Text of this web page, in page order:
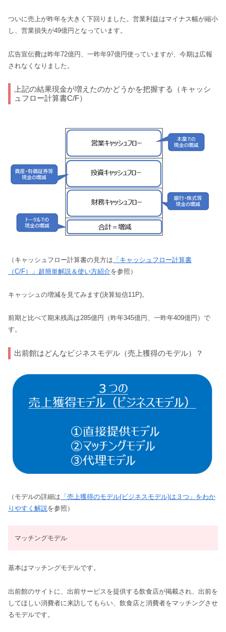
ついに売上が昨年を大きく下回りました。営業利益はマイナス幅が縮小
し、営業損失が49億円となっています。
広告宣伝費は昨年72億円、一昨年97億円使っていますが、今期は広報
されなくなりました。
上記の結果現金が増えたのかどうかを把握する（キャッシ
ュフロー計算書C/F）
（キャッシュフロー計算書の見方は 「キャッシュフロー計算書
（C/F）」超簡単解説＆使い方紹介を参照）
キャッシュの増減を見てみます(決算短信11P)。
前期と比べて期末残高は285億円（昨年345億円、一昨年409億円）で
す。
出前館はどんなビジネスモデル（売上獲得のモデル）？
（モデルの詳細は 「売上獲得のモデル(ビジネスモデル)は３つ」をわか
りやすく解説 を参照）
マッチングモデル
基本はマッチングモデルです。
出前館のサイトに、出前サービスを提供する飲食店が掲載され、出前を
してほしい消費者に来訪してもらい、飲食店と消費者をマッチングさせ
るモデルです。